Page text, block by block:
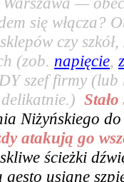
się włącza?
czy
(zob. napięcie,
szef firmy
Niżyńskiego
atakują go
ścieżki
gęsto usiane